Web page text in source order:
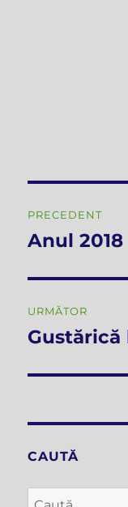
în
PRECEDENT
Articolul
Anul 2018
URMĂTOR
Articolul
Gustărică
CAUTĂ
Caută